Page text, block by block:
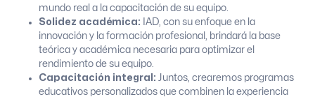
mundo real a la capacitación de su equipo.
Solidez académica: IAD, con su enfoque en la
innovación y la formación profesional, brindará la base
teórica y académica necesaria para optimizar el
rendimiento de su equipo.
Capacitación integral: Juntos, crearemos programas
educativos personalizados que combinen la experiencia